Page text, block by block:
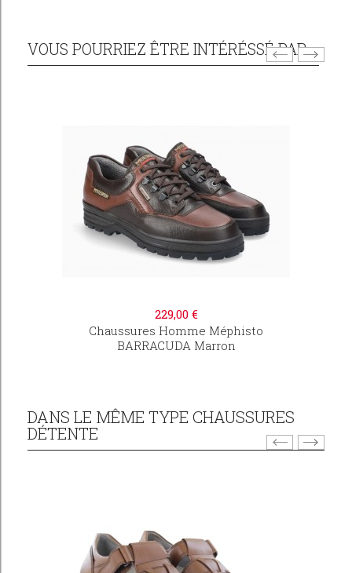
VOUS POURRIEZ ÊTRE INTÉRÉSSÉ PAR...
229,00 €
Chaussures Homme Méphisto
BARRACUDA Marron
DANS LE MÊME TYPE CHAUSSURES
DÉTENTE